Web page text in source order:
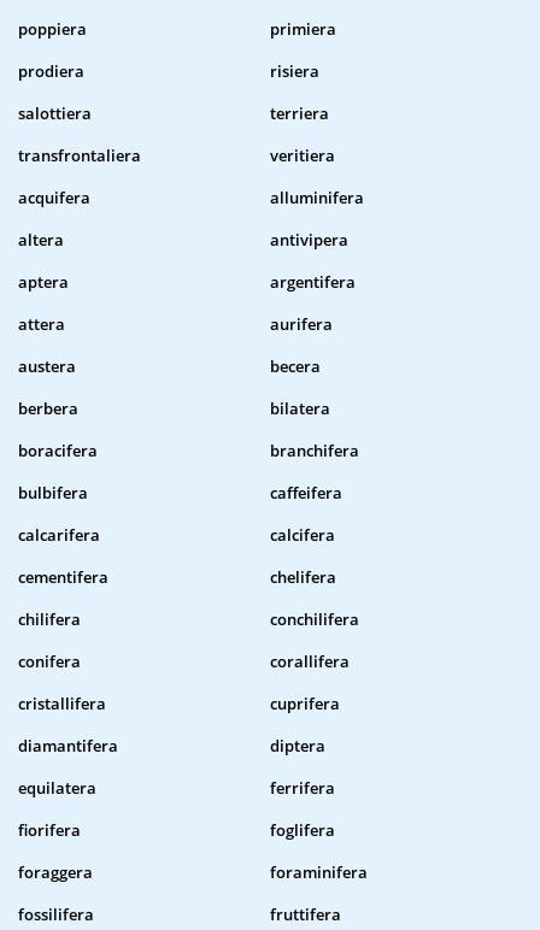
poppiera
primiera
prodiera
risiera
salottiera
terriera
transfrontaliera
veritiera
acquifera
alluminifera
altera
antivipera
aptera
argentifera
attera
aurifera
austera
becera
berbera
bilatera
boracifera
branchifera
bulbifera
caffeifera
calcarifera
calcifera
cementifera
chelifera
chilifera
conchilifera
conifera
corallifera
cristallifera
cuprifera
diamantifera
diptera
equilatera
ferrifera
fiorifera
foglifera
foraggera
foraminifera
fossilifera
fruttifera